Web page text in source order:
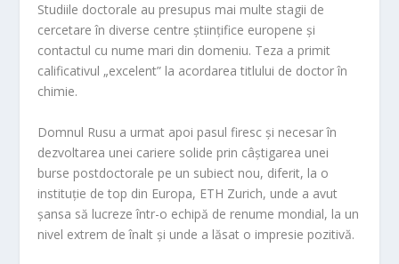
Studiile doctorale au presupus mai multe stagii de
cercetare în diverse centre științifice europene și
contactul cu nume mari din domeniu. Teza a primit
calificativul „excelent” la acordarea titlului de doctor în
chimie.
Domnul Rusu a urmat apoi pasul firesc și necesar în
dezvoltarea unei cariere solide prin câștigarea unei
burse postdoctorale pe un subiect nou, diferit, la o
instituție de top din Europa, ETH Zurich, unde a avut
șansa să lucreze într-o echipă de renume mondial, la un
nivel extrem de înalt și unde a lăsat o impresie pozitivă.